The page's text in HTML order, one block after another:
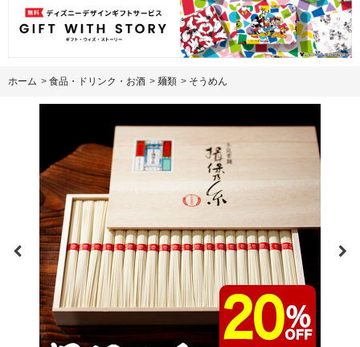
ホーム > 食品・ドリンク・お酒 > 麺類 > そうめん